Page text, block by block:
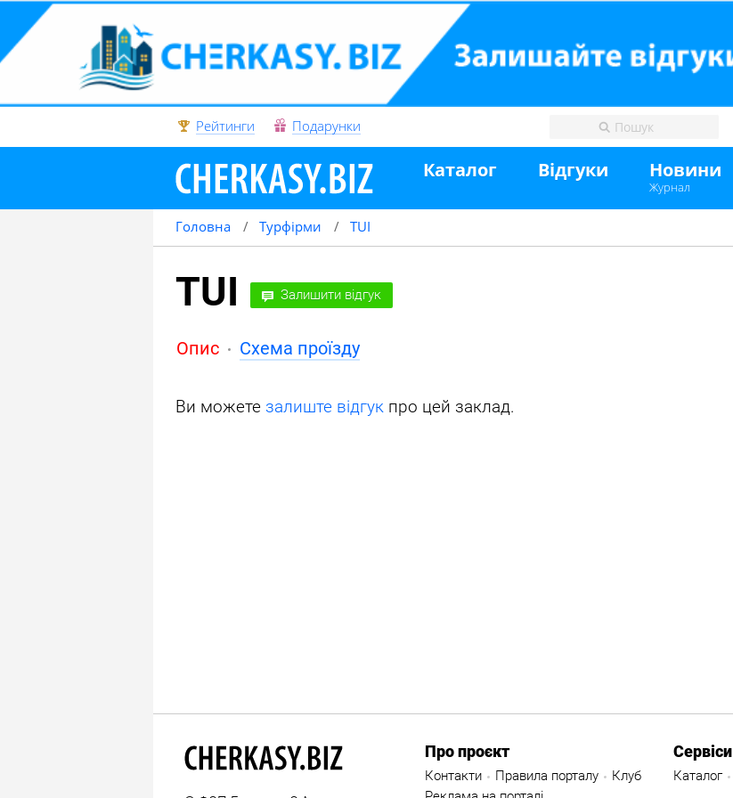
Рейтинги Подарунки
Каталог Відгуки Новини
Журнал
Головна Турфірми TUI
TUI Залишити відгук
Опис Схема проїзду
Ви можете залиште відгук про цей заклад.
Про проєкт
Контакти Правила порталу
Клуб
Сервіси
Каталог